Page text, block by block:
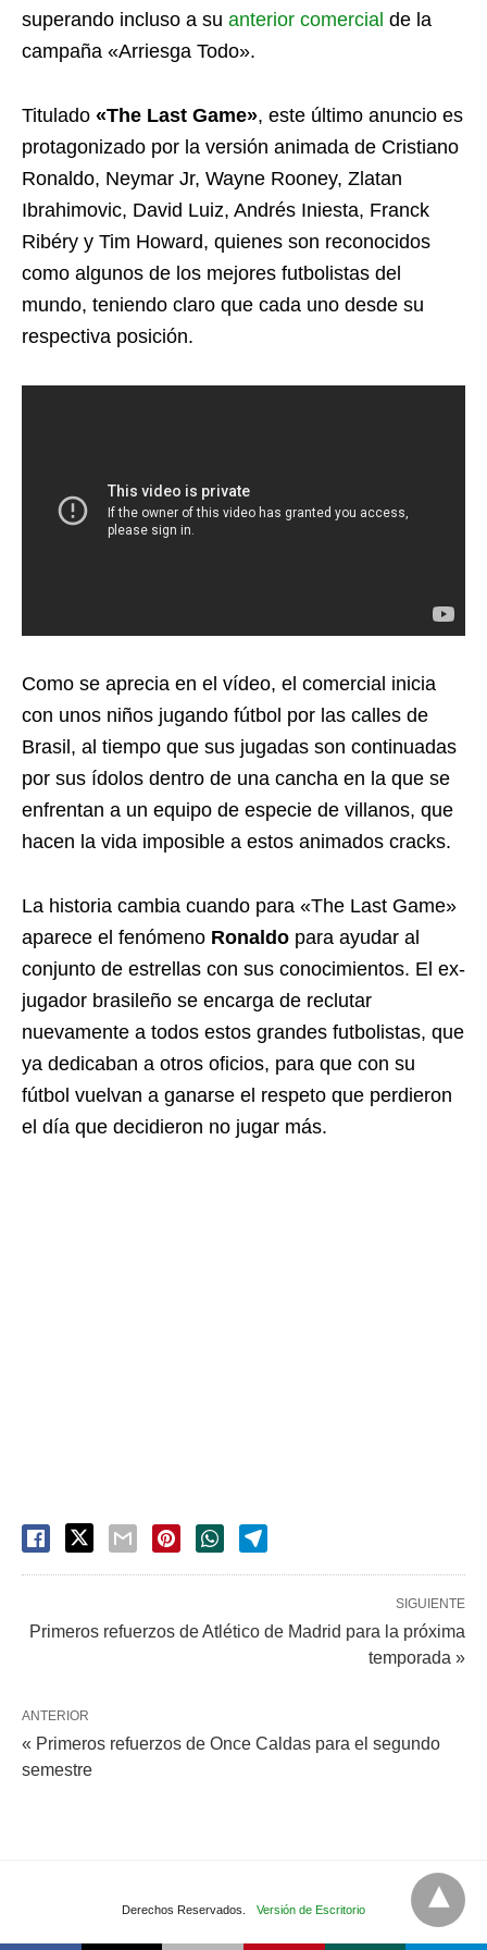
superando incluso a su anterior comercial de la
campaña «Arriesga Todo».
Titulado «The Last Game», este último anuncio es
protagonizado por la versión animada de Cristiano
Ronaldo, Neymar Jr, Wayne Rooney, Zlatan
Ibrahimovic, David Luiz, Andrés Iniesta, Franck
Ribéry y Tim Howard, quienes son reconocidos
como algunos de los mejores futbolistas del
mundo, teniendo claro que cada uno desde su
respectiva posición.
Como se aprecia en el vídeo, el comercial inicia
con unos niños jugando fútbol por las calles de
Brasil, al tiempo que sus jugadas son continuadas
por sus ídolos dentro de una cancha en la que se
enfrentan a un equipo de especie de villanos, que
hacen la vida imposible a estos animados cracks.
La historia cambia cuando para «The Last Game»
aparece el fenómeno Ronaldo para ayudar al
conjunto de estrellas con sus conocimientos. El ex-
jugador brasileño se encarga de reclutar
nuevamente a todos estos grandes futbolistas, que
ya dedicaban a otros oficios, para que con su
fútbol vuelvan a ganarse el respeto que perdieron
el día que decidieron no jugar más.
SIGUIENTE
Primeros refuerzos de Atlético de Madrid para la próxima
temporada »
ANTERIOR
« Primeros refuerzos de Once Caldas para el segundo
semestre
Derechos Reservados. Versión de Escritorio